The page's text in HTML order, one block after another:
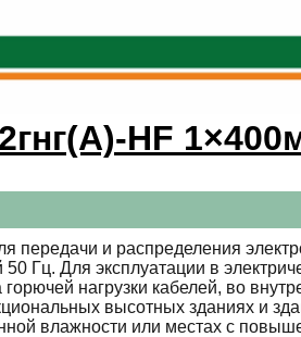
HF
и распределения
Гц. Для эксплуатации в
нагрузки кабелей, во
высотных зданиях и
влажности или местах с